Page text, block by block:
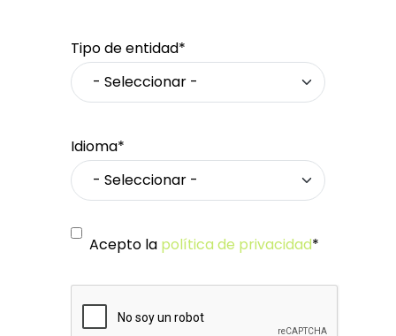
Tipo de entidad*
Idioma*
Acepto la política de privacidad*